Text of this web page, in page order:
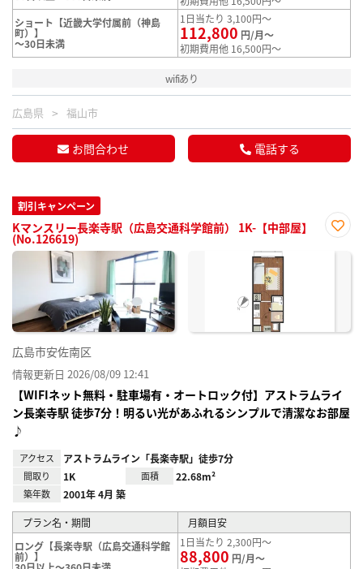
ショート【近畿大学付属前（神島
町）】
～30日未満
1日当たり 3,100円～
112,800 円/月～
初期費用他 16,500円～
wifiあり
広島県 福山市
お問合わせ 電話する
割引キャンペーン
Kマンスリー長楽寺駅（広島交通科学館前） 1K-【中部屋】
(No.126619)
に入
広島市安佐南区
情報更新日 2026/08/09 12:41
【WIFIネット無料・駐車場有・オートロック付】アストラムライ
ン長楽寺駅 徒歩7分！明るい光があふれるシンプルで清潔なお部屋
♪
アクセス アストラムライン「長楽寺駅」徒歩7分
間取り 1K 面積 22.68m²
築年数 2001年 4月 築
プラン名・期間
月額目安
ロング【長楽寺駅（広島交通科学館
前）】
1日当たり 2,300円～
88,800 円/月～